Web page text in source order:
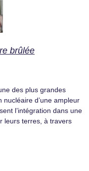
brûlée
des plus grandes
d’une ampleur
l’intégration dans une
leurs terres, à travers